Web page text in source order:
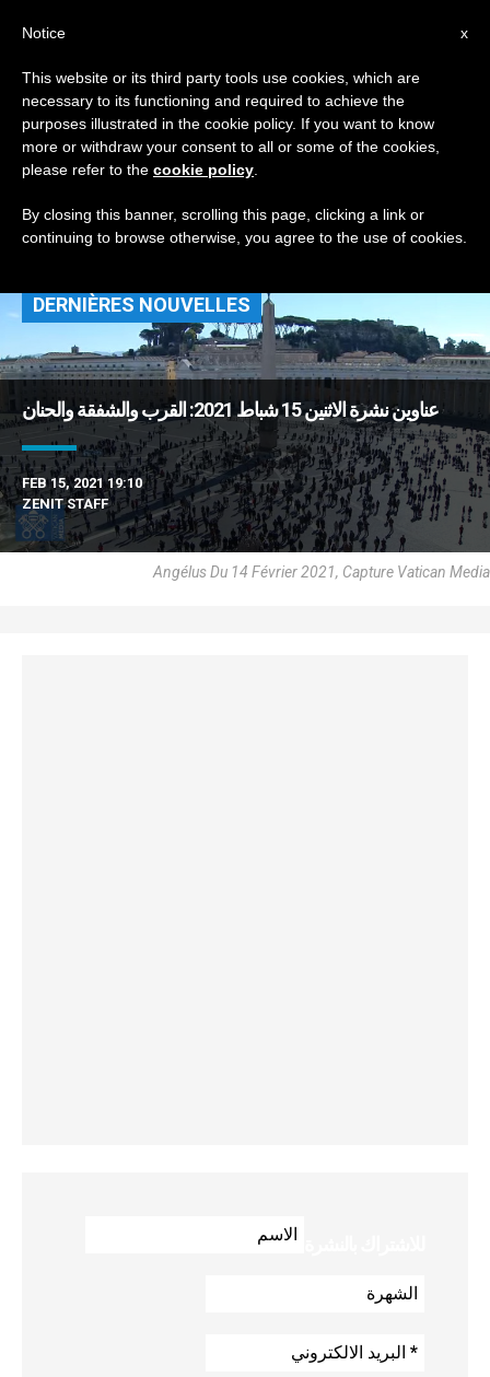
TAG
Posts Tagged ‘حجر
صحي’
DERNIÈRES NOUVELLES
عناوين نشرة الاثنين 15 شباط 2021: القرب والشفقة والحنان
FEB 15, 2021 19:10
ZENIT STAFF
Angélus Du 14 Février 2021, Capture Vatican Media
x
Notice
This website or its third party tools use cookies, which are
necessary to its functioning and required to achieve the
purposes illustrated in the cookie policy. If you want to know
more or withdraw your consent to all or some of the cookies,
please refer to the cookie policy
By closing this banner, scrolling this page, clicking a link or
continuing to browse otherwise, you agree to the use of cookies.